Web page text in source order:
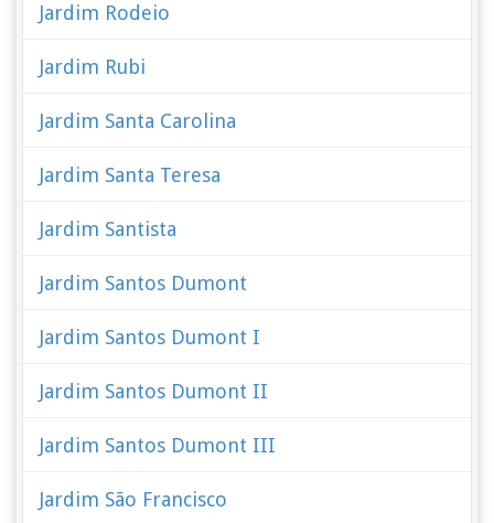
Jardim Rodeio
Jardim Rubi
Jardim Santa Carolina
Jardim Santa Teresa
Jardim Santista
Jardim Santos Dumont
Jardim Santos Dumont I
Jardim Santos Dumont II
Jardim Santos Dumont III
Jardim São Francisco